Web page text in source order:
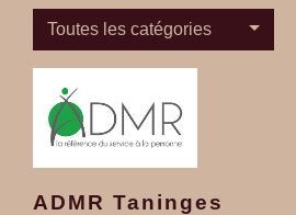
Toutes les catégories
ADMR Taninges